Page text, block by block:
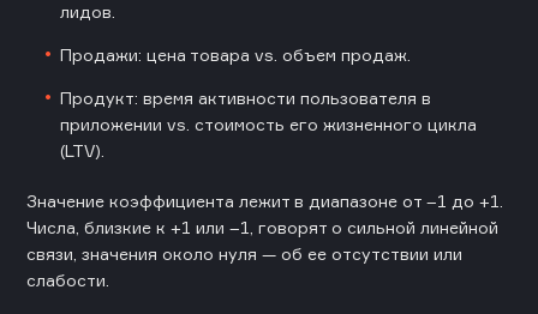
лидов.
Продажи: цена товара vs. объем продаж.
Продукт: время активности пользователя в
приложении vs. стоимость его жизненного цикла
(LTV).
Значение коэффициента лежит в диапазоне от –1 до +1.
Числа, близкие к +1 или –1, говорят о сильной линейной
связи, значения около нуля — об ее отсутствии или
слабости.